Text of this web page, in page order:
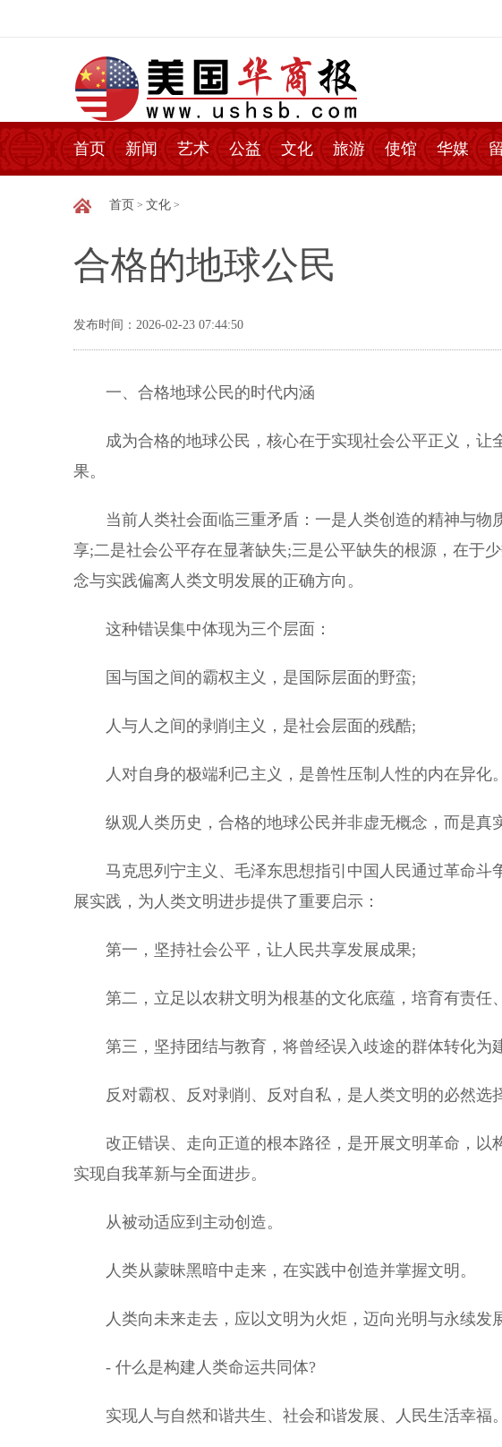
首页 新闻 艺术 公益 文化 旅游 使馆 华媒
首页 > 文化 >
合格的地球公民
发布时间：2026-02-23 07:44:50
一、合格地球公民的时代内涵
成为合格的地球公民，核心在于实现社会公平正义，让
果。
当前人类社会面临三重矛盾：一是人类创造的精神与物
享;二是社会公平存在显著缺失;三是公平缺失的根源，在于
念与实践偏离人类文明发展的正确方向。
这种错误集中体现为三个层面：
国与国之间的霸权主义，是国际层面的野蛮;
人与人之间的剥削主义，是社会层面的残酷;
人对自身的极端利己主义，是兽性压制人性的内在异化。
纵观人类历史，合格的地球公民并非虚无概念，而是真实
马克思列宁主义、毛泽东思想指引中国人民通过革命斗
展实践，为人类文明进步提供了重要启示：
第一，坚持社会公平，让人民共享发展成果;
第二，立足以农耕文明为根基的文化底蕴，培育有责任
第三，坚持团结与教育，将曾经误入歧途的群体转化为
反对霸权、反对剥削、反对自私，是人类文明的必然选择
改正错误、走向正道的根本路径，是开展文明革命，以
实现自我革新与全面进步。
从被动适应到主动创造。
人类从蒙昧黑暗中走来，在实践中创造并掌握文明。
人类向未来走去，应以文明为火炬，迈向光明与永续发展
- 什么是构建人类命运共同体?
实现人与自然和谐共生、社会和谐发展、人民生活幸福。